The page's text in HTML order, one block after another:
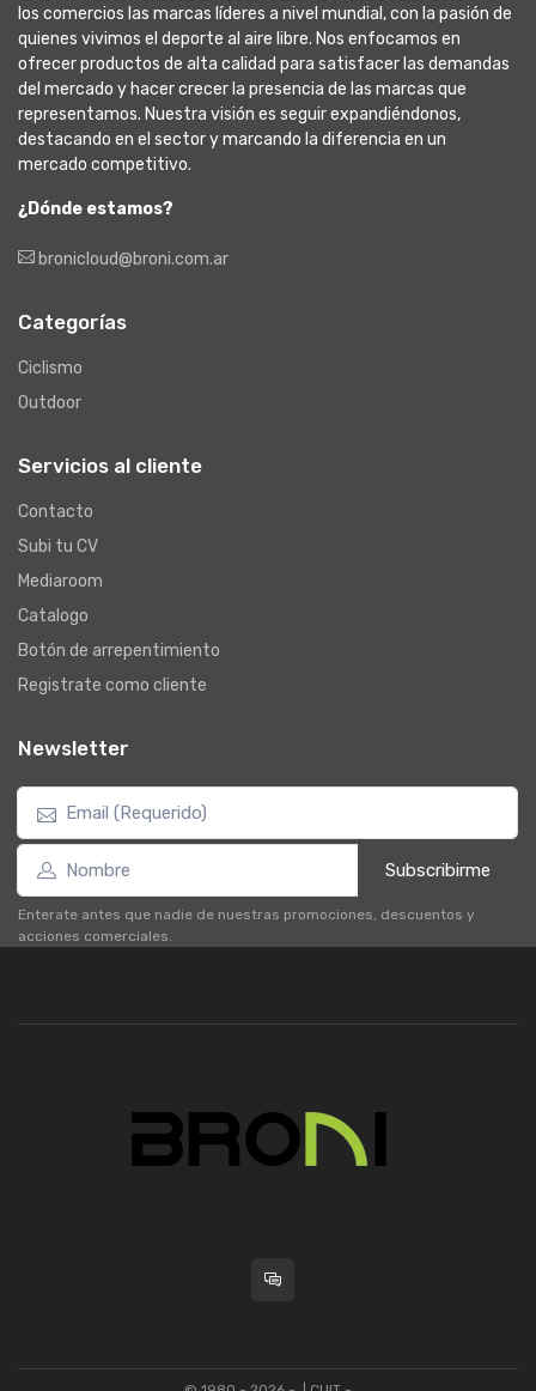
los comercios las marcas líderes a nivel mundial, con la pasión de
quienes vivimos el deporte al aire libre. Nos enfocamos en
ofrecer productos de alta calidad para satisfacer las demandas
del mercado y hacer crecer la presencia de las marcas que
representamos. Nuestra visión es seguir expandiéndonos,
destacando en el sector y marcando la diferencia en un
mercado competitivo.
¿Dónde estamos?
bronicloud@broni.com.ar
Categorías
Ciclismo
Outdoor
Servicios al cliente
Contacto
Subi tu CV
Mediaroom
Catalogo
Botón de arrepentimiento
Registrate como cliente
Newsletter
Subscribirme
Enterate antes que nadie de nuestras promociones, descuentos y
acciones comerciales.